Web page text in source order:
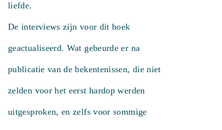
liefde.
De interviews zijn voor dit boek
geactualiseerd. Wat gebeurde er na
publicatie van de bekentenissen, die niet
zelden voor het eerst hardop werden
uitgesproken, en zelfs voor sommige